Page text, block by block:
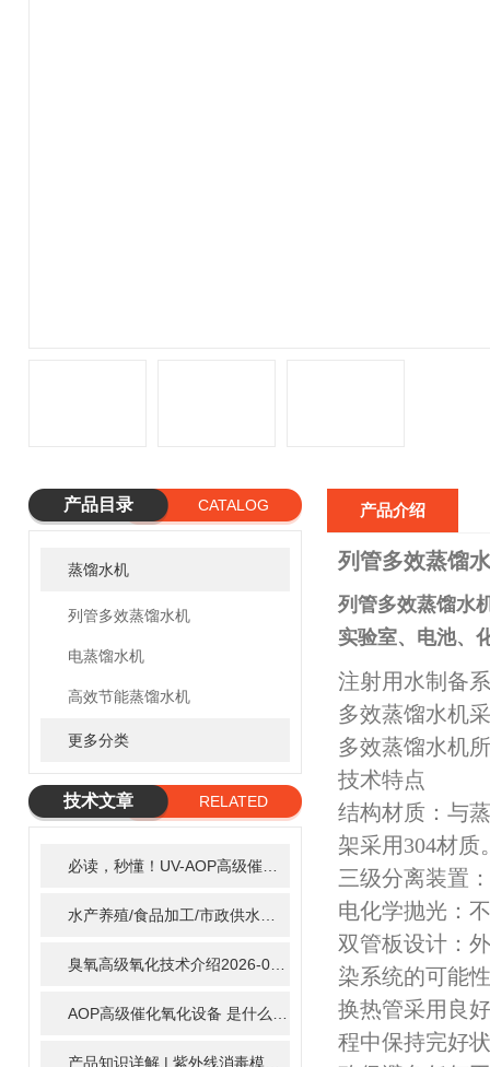
产品目录 CATALOG
蒸馏水机
列管多效蒸馏水机
电蒸馏水机
高效节能蒸馏水机
更多分类
技术文章
RELATED
臭氧高级氧化技术介绍2026-02-27
2025-11-17
2024-01-16
产品介绍
列管多效蒸馏
列管多效蒸馏水
实验室、电池、
注射用水制备
多效蒸馏水机
多效蒸馏水机
技术特点
结构材质：与
架采用304材质
三级分离装置
电化学抛光：
双管板设计：
染系统的可能
换热管采用良
程中保持完好